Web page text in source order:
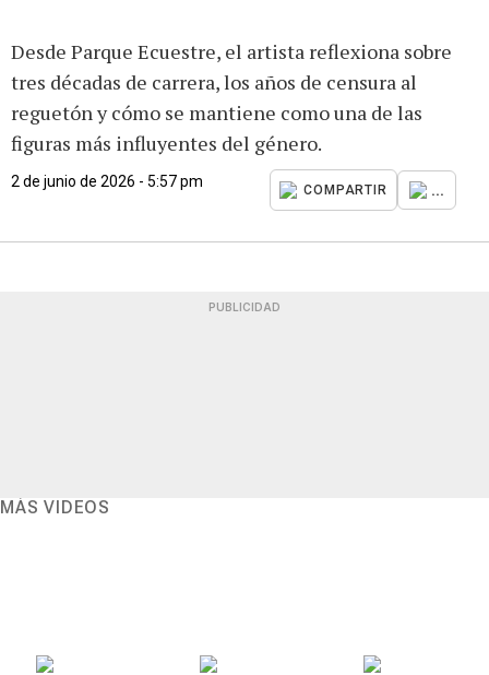
Desde Parque Ecuestre, el artista reflexiona sobre
tres décadas de carrera, los años de censura al
reguetón y cómo se mantiene como una de las
figuras más influyentes del género.
2 de junio de 2026 - 5:57 pm
COMPARTIR ...
PUBLICIDAD
MÁS VIDEOS